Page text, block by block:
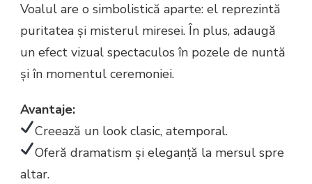
Voalul are o simbolistică aparte: el reprezintă
puritatea și misterul miresei. În plus, adaugă
un efect vizual spectaculos în pozele de nuntă
și în momentul ceremoniei.
Avantaje:
Creează un look clasic, atemporal.
Oferă dramatism și eleganță la mersul spre
altar.